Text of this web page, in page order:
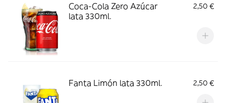
Coca-Cola Zero Azúcar
lata 330ml.
2,50 €
Fanta Limón lata 330ml. 2,50 €